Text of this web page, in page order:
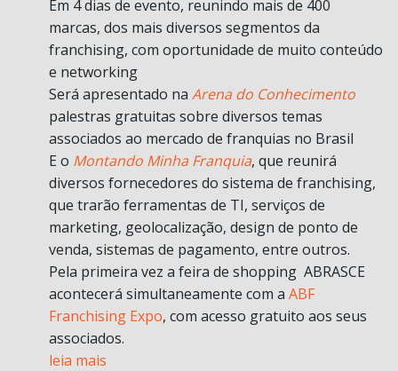
Em 4 dias de evento, reunindo mais de 400
marcas, dos mais diversos segmentos da
franchising, com oportunidade de muito conteúdo
e networking
Será apresentado na Arena do Conhecimento
palestras gratuitas sobre diversos temas
associados ao mercado de franquias no Brasil
E o Montando Minha Franquia, que reunirá
diversos fornecedores do sistema de franchising,
que trarão ferramentas de TI, serviços de
marketing, geolocalização, design de ponto de
venda, sistemas de pagamento, entre outros.
Pela primeira vez a feira de shopping ABRASCE
acontecerá simultaneamente com a ABF
Franchising Expo, com acesso gratuito aos seus
associados.
leia mais